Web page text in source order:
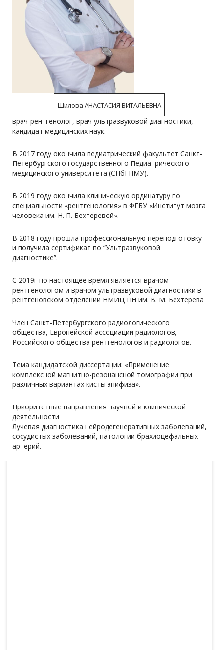
Шилова АНАСТАСИЯ ВИТАЛЬЕВНА
врач-рентгенолог, врач ультразвуковой диагностики,
кандидат медицинских наук.
В 2017 году окончила педиатрический факультет Санкт-
Петербургского государственного Педиатрического
медицинского университета (СПбГПМУ).
В 2019 году окончила клиническую ординатуру по
специальности «рентгенология» в ФГБУ «Институт мозга
человека им. Н. П. Бехтеревой».
В 2018 году прошла профессиональную переподготовку
и получила сертификат по “Ультразвуковой
диагностике”.
С 2019г по настоящее время является врачом-
рентгенологом и врачом ультразвуковой диагностики в
рентгеновском отделении НМИЦ ПН им. В. М. Бехтерева
Член Санкт-Петербургского радиологического
общества, Европейской ассоциации радиологов,
Российского общества рентгенологов и радиологов.
Тема кандидатской диссертации: «Применение
комплексной магнитно-резонансной томографии при
различных вариантах кисты эпифиза».
Приоритетные направления научной и клинической
деятельности
Лучевая диагностика нейродегенеративных заболеваний,
сосудистых заболеваний, патологии брахиоцефальных
артерий.